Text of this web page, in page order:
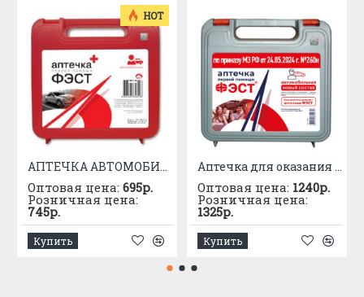
HOT
АПТЕЧКА АВТОМОБИЛЬНАЯ приказ №1080
Оптовая цена: 695р.
Розничная цена:
745р.
Купить
Аптечка для оказания первой помощи с применением медицинских изделий пострадавшим в дорожно-транспортных происшествиях (автомобильная) – «ФЭСТ»
Оптовая цена: 1240р.
Розничная цена:
1325р.
Купить